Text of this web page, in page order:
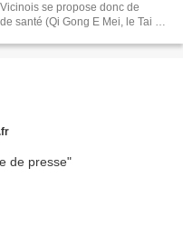
se propose donc de
santé (Qi Gong E Mei, le Tai Ji
chemin vers le bien-être,